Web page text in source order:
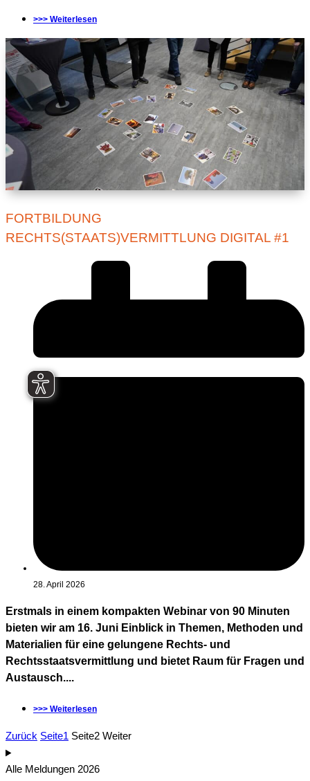
>>> Weiterlesen
FORTBILDUNG
RECHTS(STAATS)VERMITTLUNG DIGITAL #1
28. April 2026
Erstmals in einem kompakten Webinar von 90 Minuten
bieten wir am 16. Juni Einblick in Themen, Methoden und
Materialien für eine gelungene Rechts- und
Rechtsstaatsvermittlung und bietet Raum für Fragen und
Austausch....
>>> Weiterlesen
Zurück Seite1 Seite2 Weiter
Alle Meldungen 2026